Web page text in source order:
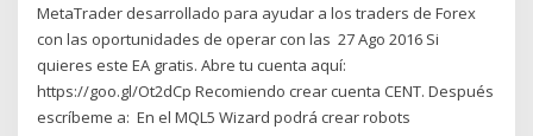
MetaTrader desarrollado para ayudar a los traders de Forex
con las oportunidades de operar con las 27 Ago 2016 Si
quieres este EA gratis. Abre tu cuenta aquí:
https://goo.gl/Ot2dCp Recomiendo crear cuenta CENT. Después
escríbeme a: En el MQL5 Wizard podrá crear robots